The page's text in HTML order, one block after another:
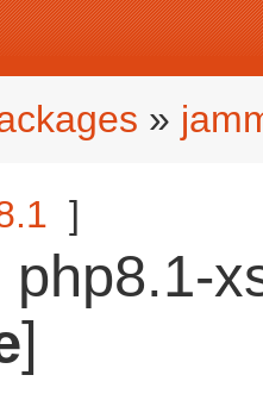
»
]
php8.1-
]